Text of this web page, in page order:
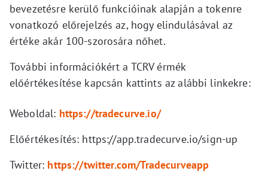
bevezetésre kerülő funkcióinak alapján a tokenre
vonatkozó előrejelzés az, hogy elindulásával az
értéke akár 100-szorosára nőhet.
További információkért a TCRV érmék
előértékesítése kapcsán kattints az alábbi linkekre:
Weboldal: https://tradecurve.io/
Előértékesítés: https://app.tradecurve.io/sign-up
Twitter: https://twitter.com/Tradecurveapp